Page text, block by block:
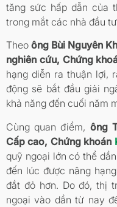
tăng sức hấp dẫn của
trong mắt các nhà đầu
Theoông Bùi Nguyên
nghiên cứu, Chứng
hạng diễn ra thuận lợi,
động sẽ bắt đầu giải
khả năng đến cuối năm
Cùng quan điểm, ông
Cấp cao, Chứng khoán
quỹ ngoại lớn có thể
đến lúc được nâng
đắt đỏ hơn. Do đó, thị
ngoại vào dần từ nay